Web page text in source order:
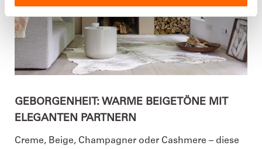
GEBORGENHEIT: WARME BEIGETÖNE MIT
ELEGANTEN PARTNERN
Creme, Beige, Champagner oder Cashmere – diese